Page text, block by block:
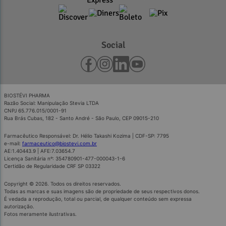
Social
BIOSTÉVI PHARMA
Razão Social: Manipulação Stevia LTDA
CNPJ 65.776.015/0001-91
Rua Brás Cubas, 182 - Santo André - São Paulo, CEP 09015-210
Farmacêutico Responsável: Dr. Hélio Takashi Kozima | CDF-SP: 7795
e-mail: farmaceutico@biostevi.com.br
AE:1.40443.9 | AFE:7.03654.7
Licença Sanitária nº: 354780901-477-000043-1-6
Certidão de Regularidade CRF SP 03322
Copyright © 2026. Todos os direitos reservados.
Todas as marcas e suas imagens são de propriedade de seus respectivos donos.
É vedada a reprodução, total ou parcial, de qualquer conteúdo sem expressa
autorização.
Fotos meramente ilustrativas.